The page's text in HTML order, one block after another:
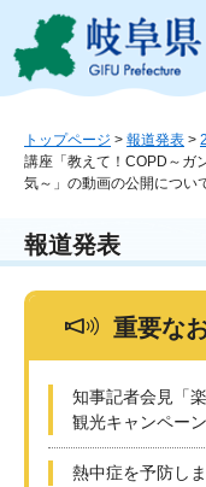
ジ
ュ
文
トップページ > 報道発表 >
講座「教えて！COPD～ガ
気～」の動画の公開につい
報道発表
重要な
知事記者会見「
観光キャンペー
熱中症を予防し